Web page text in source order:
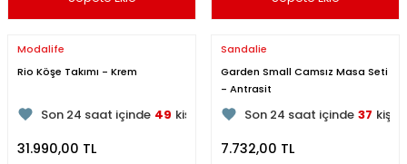
Modalife
Rio Köşe Takımı - Krem
Son 24 saat içinde 49 kişi favoriledi
156 kişi inceledi
31.990,00 TL
Sandalie
Garden Small Camsız Masa Seti
- Antrasit
190
Son 24 saat içinde 37 kişi
190 kişi inceledi
7.732,00 TL